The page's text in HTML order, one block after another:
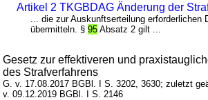
Artikel 2 TKGBDAG Änderung der
... die zur Auskunftserteilung erforderlichen
übermitteln. §95 Absatz 2 gilt ...
Gesetz zur effektiveren und
des Strafverfahrens
G. v. 17.08.2017 BGBl. I S. 3202, 3630; zuletzt
v. 09.12.2019 BGBl. I S. 2146